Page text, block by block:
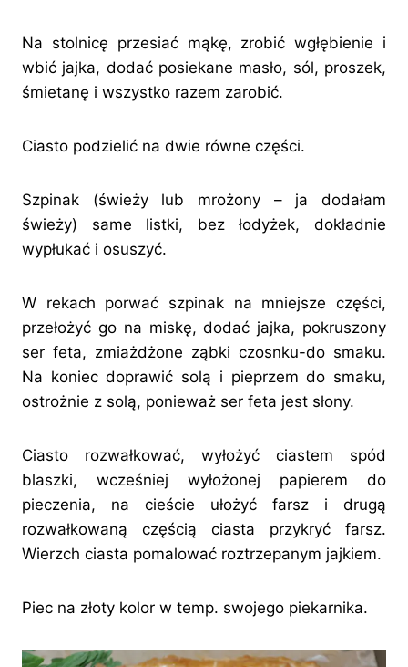
Na stolnicę przesiać mąkę, zrobić wgłębienie i
wbić jajka, dodać posiekane masło, sól, proszek,
śmietanę i wszystko razem zarobić.
Ciasto podzielić na dwie równe części.
Szpinak (świeży lub mrożony – ja dodałam
świeży) same listki, bez łodyżek, dokładnie
wypłukać i osuszyć.
W rekach porwać szpinak na mniejsze części,
przełożyć go na miskę, dodać jajka, pokruszony
ser feta, zmiażdżone ząbki czosnku-do smaku.
Na koniec doprawić solą i pieprzem do smaku,
ostrożnie z solą, ponieważ ser feta jest słony.
Ciasto rozwałkować, wyłożyć ciastem spód
blaszki, wcześniej wyłożonej papierem do
pieczenia, na cieście ułożyć farsz i drugą
rozwałkowaną częścią ciasta przykryć farsz.
Wierzch ciasta pomalować roztrzepanym jajkiem.
Piec na złoty kolor w temp. swojego piekarnika.